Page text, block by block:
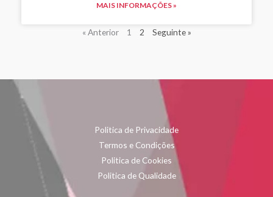
MAIS INFORMAÇÕES »
« Anterior 1 2 Seguinte »
Politica de Privacidade
Termos e Condições
Politica de Cookies
Politica de Qualidade